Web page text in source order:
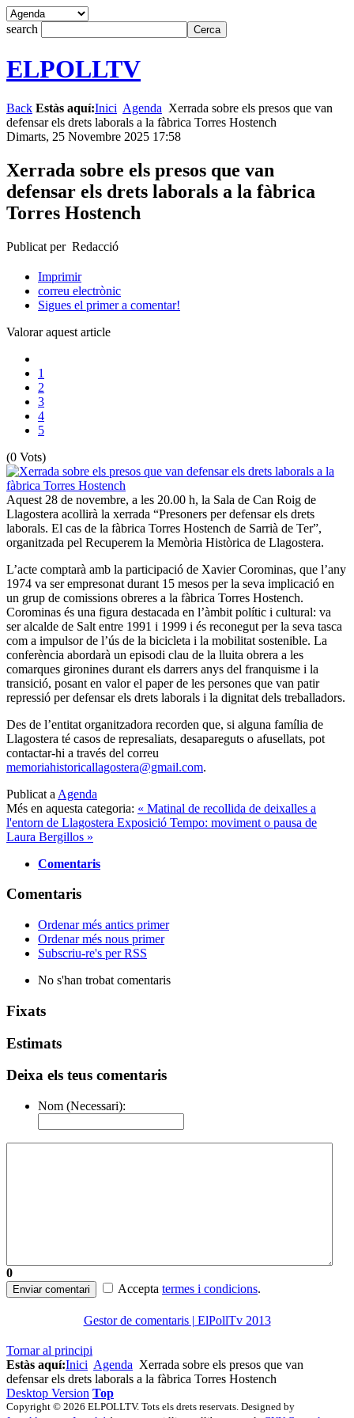
search
ELPOLLTV
Back Estàs aquí:Inici Agenda Xerrada sobre els presos que van
defensar els drets laborals a la fàbrica Torres Hostench
Dimarts, 25 Novembre 2025 17:58
Xerrada sobre els presos que van
defensar els drets laborals a la fàbrica
Torres Hostench
Publicat per Redacció
Imprimir
correu electrònic
Sigues el primer a comentar!
Valorar aquest article
1
2
3
4
5
(0 Vots)
Aquest 28 de novembre, a les 20.00 h, la Sala de Can Roig de
Llagostera acollirà la xerrada “Presoners per defensar els drets
laborals. El cas de la fàbrica Torres Hostench de Sarrià de Ter”,
organitzada pel Recuperem la Memòria Històrica de Llagostera.
L’acte comptarà amb la participació de Xavier Corominas, que l’any
1974 va ser empresonat durant 15 mesos per la seva implicació en
un grup de comissions obreres a la fàbrica Torres Hostench.
Corominas és una figura destacada en l’àmbit polític i cultural: va
ser alcalde de Salt entre 1991 i 1999 i és reconegut per la seva tasca
com a impulsor de l’ús de la bicicleta i la mobilitat sostenible. La
conferència abordarà un episodi clau de la lluita obrera a les
comarques gironines durant els darrers anys del franquisme i la
transició, posant en valor el paper de les persones que van patir
repressió per defensar els drets laborals i la dignitat dels treballadors.
Des de l’entitat organitzadora recorden que, si alguna família de
Llagostera té casos de represaliats, desapareguts o afusellats, pot
contactar-hi a través del correu
memoriahistoricallagostera@gmail.com.
Publicat a Agenda
Més en aquesta categoria: « Matinal de recollida de deixalles a
l'entorn de Llagostera Exposició Tempo: moviment o pausa de
Laura Bergillos »
Comentaris
Comentaris
Ordenar més antics primer
Ordenar més nous primer
Subscriu-re's per RSS
No s'han trobat comentaris
Fixats
Estimats
Deixa els teus comentaris
Nom (Necessari):
0
Enviar comentari Accepta termes i condicions.
Gestor de comentaris | ElPollTv 2013
Tornar al principi
Estàs aquí:Inici Agenda Xerrada sobre els presos que van
defensar els drets laborals a la fàbrica Torres Hostench
Desktop Version Top
Copyright © 2026 ELPOLLTV. Tots els drets reservats. Designed by